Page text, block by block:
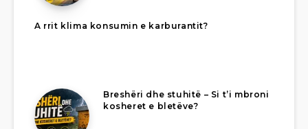
A rrit klima konsumin e karburantit?
Breshëri dhe stuhitë – Si t’i mbroni
kosheret e bletëve?